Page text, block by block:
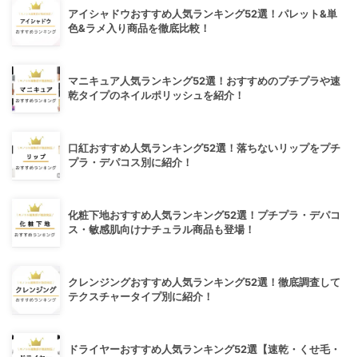
アイシャドウおすすめ人気ランキング52選！パレット&単
色&ラメ入り商品を徹底比較！
マニキュア人気ランキング52選！おすすめのプチプラや速
乾タイプのネイルポリッシュを紹介！
口紅おすすめ人気ランキング52選！落ちないリップをプチ
プラ・デパコス別に紹介！
化粧下地おすすめ人気ランキング52選！プチプラ・デパコ
ス・敏感肌向けナチュラル商品も登場！
クレンジングおすすめ人気ランキング52選！徹底調査して
テクスチャータイプ別に紹介！
ドライヤーおすすめ人気ランキング52選【速乾・くせ毛・